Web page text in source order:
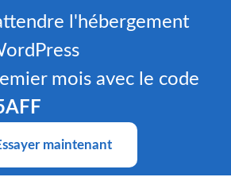
l'hébergement
mois avec le code
maintenant